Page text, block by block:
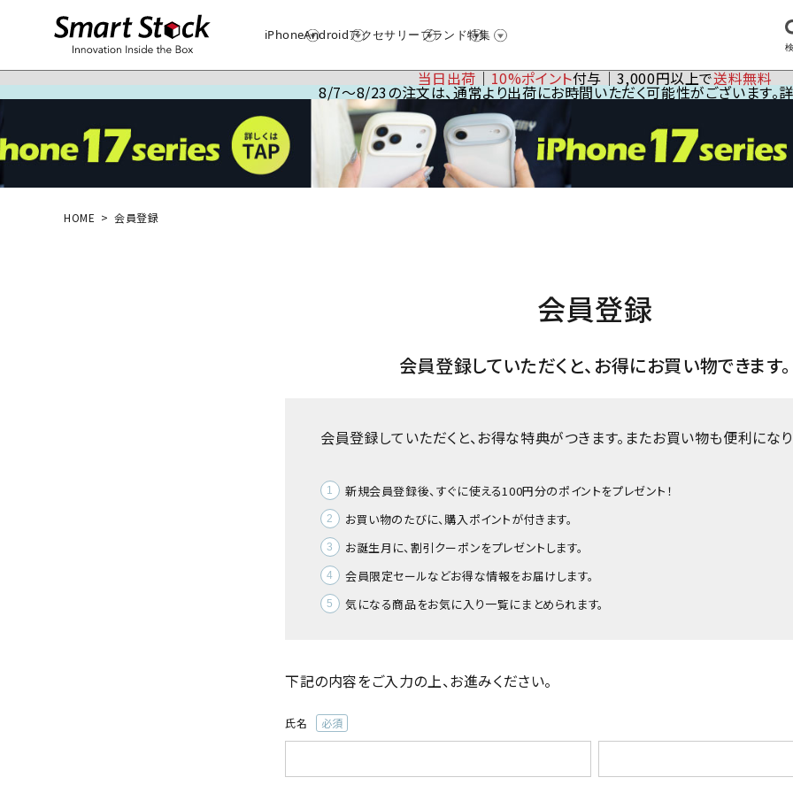
iPhoneAndroidアクセサリーブランド特集
当日出荷│10%ポイント付与│3,000円以上で送料無料
8/7～8/23の注文は、通常より出荷にお時間いただく可能性がございます。
HOME 会員登録
会員登録
会員登録していただくと、お得にお買い物できます。
会員登録していただくと、お得な特典がつきます。またお買い物も便利になり
新規会員登録後、すぐに使える100円分のポイントをプレゼント！
お買い物のたびに、購入ポイントが付きます。
お誕生月に、割引クーポンをプレゼントします。
会員限定セールなどお得な情報をお届けします。
気になる商品をお気に入り一覧にまとめられます。
下記の内容をご入力の上、お進みください。
氏名
(必